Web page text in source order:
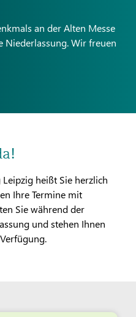
an der Alten Messe
Niederlassung. Wir freuen
heißt Sie herzlich
Ihre Termine mit
Sie während der
und stehen Ihnen